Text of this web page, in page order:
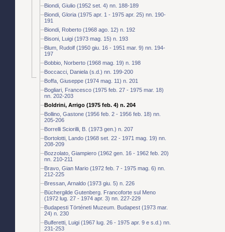
Biondi, Giulio (1952 set. 4) nn. 188-189
Biondi, Gloria (1975 apr. 1 - 1975 apr. 25) nn. 190-
191
Biondi, Roberto (1968 ago. 12) n. 192
Bisoni, Luigi (1973 mag. 15) n. 193
Blum, Rudolf (1950 giu. 16 - 1951 mar. 9) nn. 194-
197
Bobbio, Norberto (1968 mag. 19) n. 198
Boccacci, Daniela (s.d.) nn. 199-200
Boffa, Giuseppe (1974 mag. 11) n. 201
Bogliari, Francesco (1975 feb. 27 - 1975 mar. 18)
nn. 202-203
Boldrini, Arrigo (1975 feb. 4) n. 204
Bollino, Gastone (1956 feb. 2 - 1956 feb. 18) nn.
205-206
Borrelli Sciorilli, B. (1973 gen.) n. 207
Bortolotti, Lando (1968 set. 22 - 1971 mag. 19) nn.
208-209
Bozzolato, Giampiero (1962 gen. 16 - 1962 feb. 20)
nn. 210-211
Bravo, Gian Mario (1972 feb. 7 - 1975 mag. 6) nn.
212-225
Bressan, Arnaldo (1973 giu. 5) n. 226
Büchergilde Gutenberg. Francoforte sul Meno
(1972 lug. 27 - 1974 apr. 3) nn. 227-229
Budapesti Történeti Muzeum. Budapest (1973 mar.
24) n. 230
Bulferetti, Luigi (1967 lug. 26 - 1975 apr. 9 e s.d.) nn.
231-253